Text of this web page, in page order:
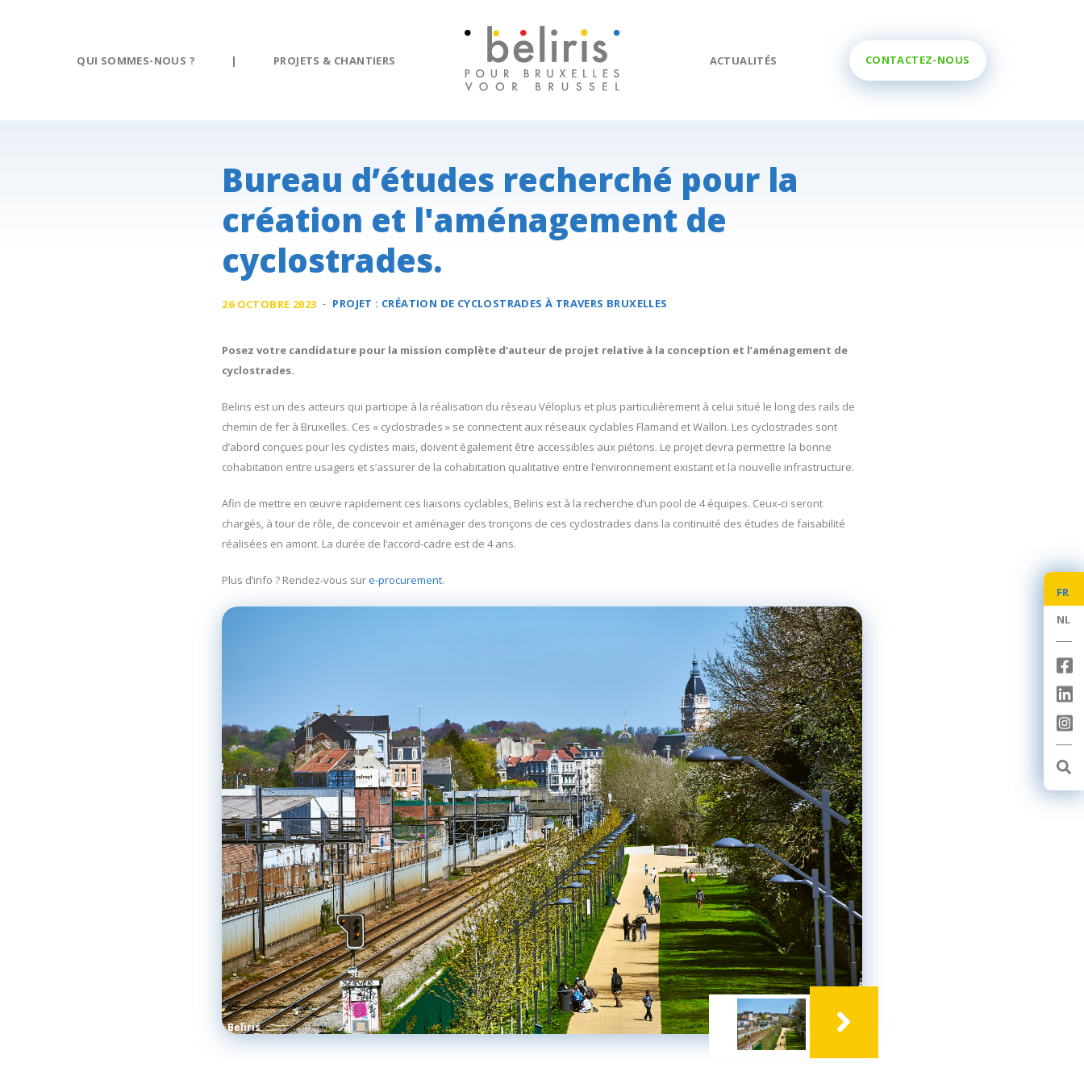
FR
NL
QUI SOMMES-NOUS ? | PROJETS & CHANTIERS ACTUALITÉS CONTACTEZ-NOUS
FR
NL
Bureau d’études recherché pour la
création et l'aménagement de
cyclostrades.
26 OCTOBRE 2023 - PROJET : CRÉATION DE CYCLOSTRADES À TRAVERS BRUXELLES
Posez votre candidature pour la mission complète d’auteur de projet relative à la conception et l’aménagement de
cyclostrades.
Beliris est un des acteurs qui participe à la réalisation du réseau Véloplus et plus particulièrement à celui situé le long des rails de
chemin de fer à Bruxelles. Ces « cyclostrades » se connectent aux réseaux cyclables Flamand et Wallon. Les cyclostrades sont
d’abord conçues pour les cyclistes mais, doivent également être accessibles aux piétons. Le projet devra permettre la bonne
cohabitation entre usagers et s’assurer de la cohabitation qualitative entre l’environnement existant et la nouvelle infrastructure.
Afin de mettre en œuvre rapidement ces liaisons cyclables, Beliris est à la recherche d’un pool de 4 équipes. Ceux-ci seront
chargés, à tour de rôle, de concevoir et aménager des tronçons de ces cyclostrades dans la continuité des études de faisabilité
réalisées en amont. La durée de l’accord-cadre est de 4 ans.
Plus d’info ? Rendez-vous sure-procurement.
Beliris